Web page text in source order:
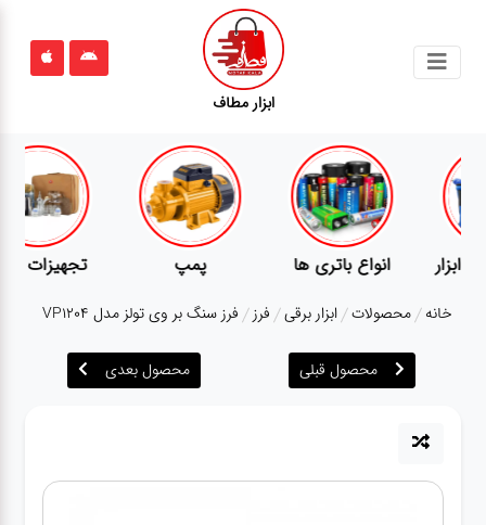
ابزار مطاف
قوانین
سایت
ارتباط
باما
درباره
محصولات
پمپ تجهیزات کمپ گجت
خانه محصولات ابزار برقی فرز فرز سنگ بر وی تولز مدل VP1204
محصول قبلی محصول بعدی